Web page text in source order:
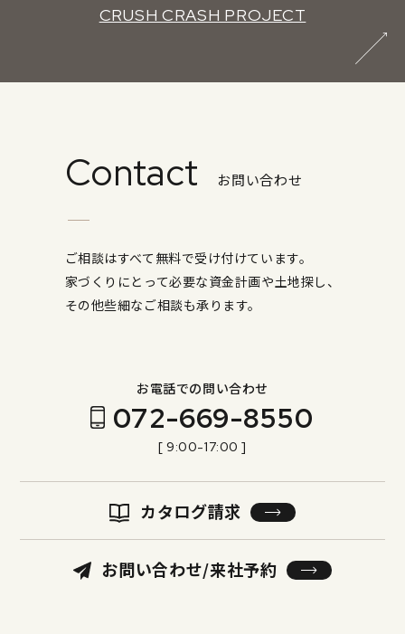
CRUSH CRASH PROJECT
Contact お問い合わせ
ご相談はすべて無料で受け付けています。
家づくりにとって必要な資金計画や土地探し、
その他些細なご相談も承ります。
お電話での問い合わせ
072-669-8550
[ 9:00-17:00 ]
カタログ請求
お問い合わせ/来社予約